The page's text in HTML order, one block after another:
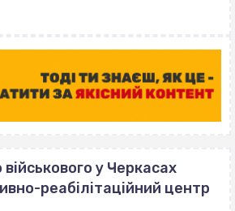
у Черкасах
реабілітаційний центр